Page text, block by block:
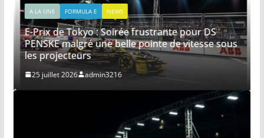
A LA UNE FORMULA E NEWS
E-Prix de Tokyo : Soirée frustrante pour DS
PENSKE malgré une belle pointe de vitesse sous
les projecteurs
25 juillet 2026 admin3216